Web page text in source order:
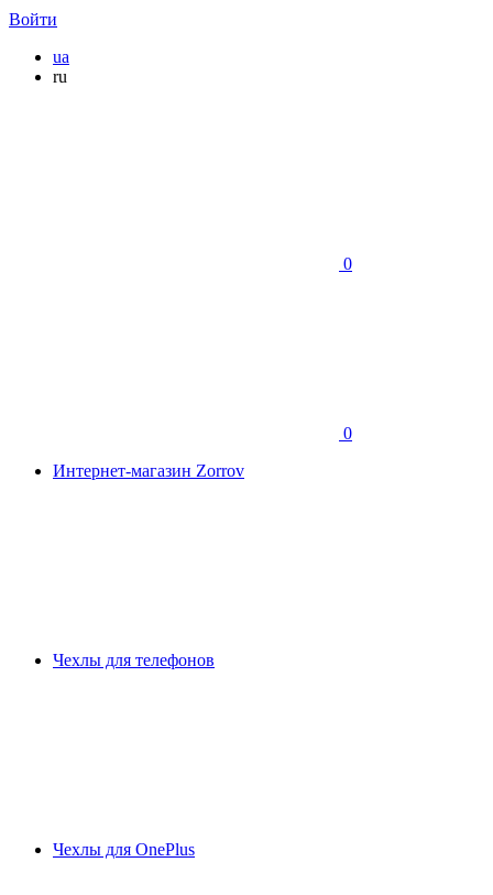
Войти
ua
ru
0
0
Интернет-магазин Zorrov
Чехлы для телефонов
Чехлы для OnePlus